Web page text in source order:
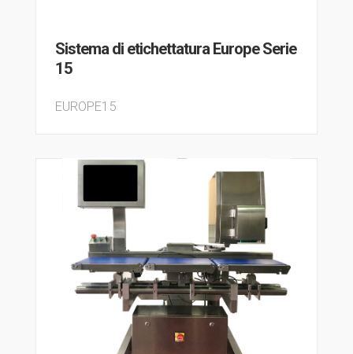
Sistema di etichettatura Europe Serie
15
EUROPE15